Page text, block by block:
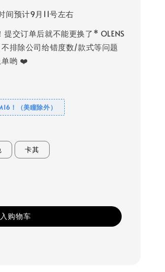
预计9月11号左右
交订单后就不能更换了* OLENS
排除公司给错度数/款式等问题
单哟 ❤️
！（美瞳除外）
卡其
购物车